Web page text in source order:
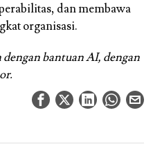
dan membawa
organisasi.
bantuan AI, dengan